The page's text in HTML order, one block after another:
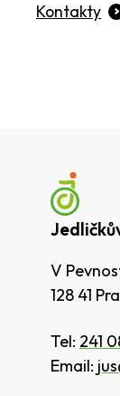
Kontakty
V
128 41
Tel: 241
Email: